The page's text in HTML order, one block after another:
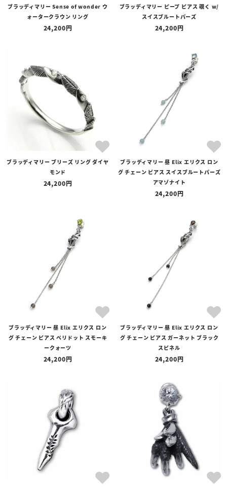
ブラッディマリー Sense of wonder ウ
ォータークラウン リング
24,200
ブラッディマリー ピープ ピアス 覗く w/
スイスブルートパーズ
24,200
ブラッディマリー ブリーズ リング ダイヤ
モンド
24,200
ブラッディマリー 昼 Elix エリクス ロン
グ チェーン ピアス スイスブルートパーズ
アマゾナイト
24,200
ブラッディマリー 昼 Elix エリクス ロン
グ チェーン ピアス ペリドット スモーキ
ークォーツ
24,200
ブラッディマリー 昼 Elix エリクス ロン
グ チェーン ピアス ガーネット ブラック
スピネル
24,200